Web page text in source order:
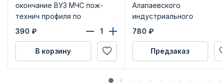
окончание ВУЗ МЧС пож-
технич профиля по
программе бакалавриата»
390 ₽
В корзину
Алапаевского
индустриального
техникума» с бланком
780 ₽
Предзаказ